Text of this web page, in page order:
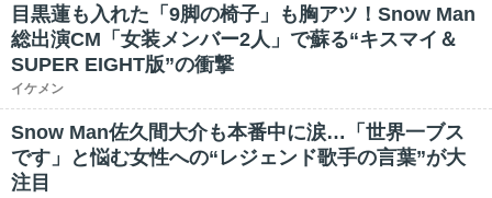
目黒蓮も入れた「9脚の椅子」も胸アツ！Snow Man
総出演CM「女装メンバー2人」で蘇る“キスマイ＆
SUPER EIGHT版”の衝撃
イケメン
Snow Man佐久間大介も本番中に涙…「世界一ブス
です」と悩む女性への“レジェンド歌手の言葉”が大
注目